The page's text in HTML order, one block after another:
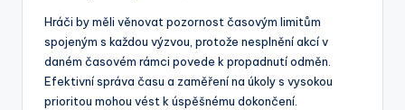
Hráči by měli věnovat pozornost časovým limitům
spojeným s každou výzvou, protože nesplnění akcí v
daném časovém rámci povede k propadnutí odměn.
Efektivní správa času a zaměření na úkoly s vysokou
prioritou mohou vést k úspěšnému dokončení.